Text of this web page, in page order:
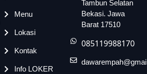
Menu
Lokasi
Kontak
Info LOKER
Tambun Selatan
Bekasi. Jawa
Barat 17510
085119988170